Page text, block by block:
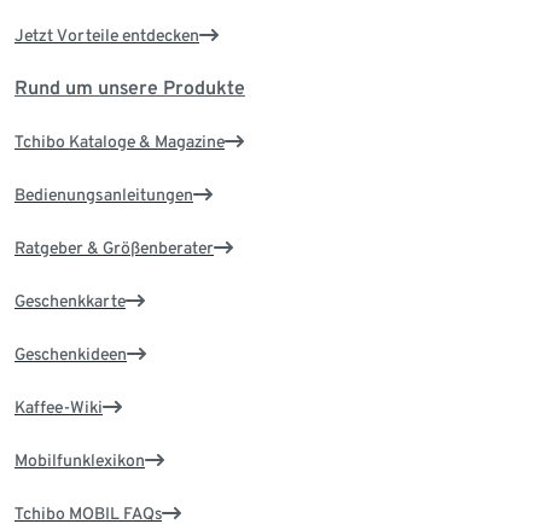
Jetzt Vorteile entdecken
Rund um unsere Produkte
Tchibo Kataloge & Magazine
Bedienungsanleitungen
Ratgeber & Größenberater
Geschenkkarte
Geschenkideen
Kaffee-Wiki
Mobilfunklexikon
Tchibo MOBIL FAQs